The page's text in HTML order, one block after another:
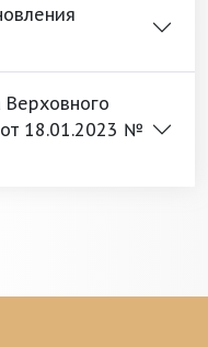
от 18.01.2023 №